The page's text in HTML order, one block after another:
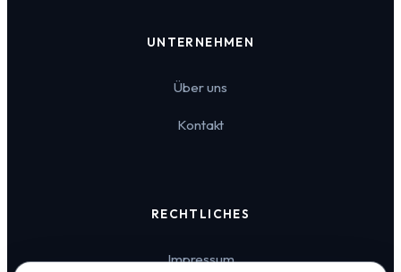
UNTERNEHMEN
Über uns
Kontakt
RECHTLICHES
Impressum